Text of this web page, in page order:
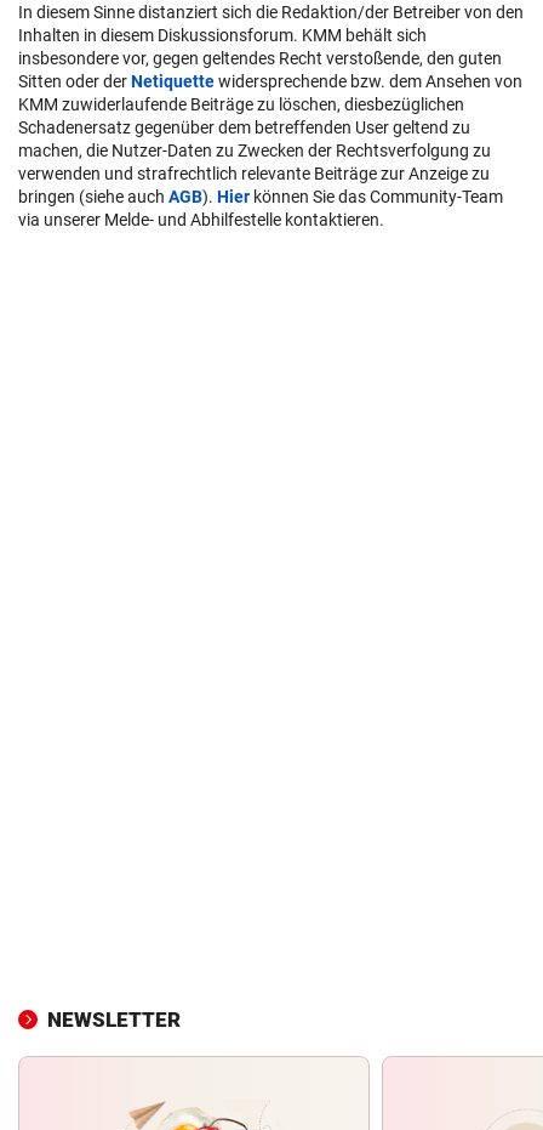
In diesem Sinne distanziert sich die Redaktion/der Betreiber von den
Inhalten in diesem Diskussionsforum. KMM behält sich
insbesondere vor, gegen geltendes Recht verstoßende, den guten
Sitten oder derNetiquettewidersprechende bzw. dem Ansehen von
KMM zuwiderlaufende Beiträge zu löschen, diesbezüglichen
Schadenersatz gegenüber dem betreffenden User geltend zu
machen, die Nutzer-Daten zu Zwecken der Rechtsverfolgung zu
verwenden und strafrechtlich relevante Beiträge zur Anzeige zu
bringen (siehe auch AGB). Hier können Sie das Community-Team
via unserer Melde- und Abhilfestelle kontaktieren.
NEWSLETTER